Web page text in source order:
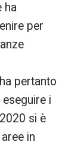
ha
per
pertanto
i
si è
in